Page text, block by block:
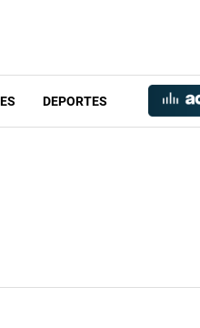
DEPORTES